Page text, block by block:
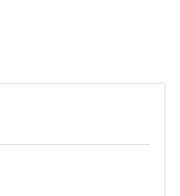
は、錠剤の形のままで吸収され
む錠剤って、何が違うの？
ているんだけど、どうして？
いと効果が出ないの？
に入れる）できない錠剤があ